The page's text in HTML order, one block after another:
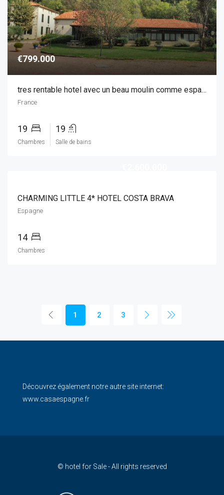
€799.000
tres rentable hotel avec un beau moulin comme espace de vie
France
19
Chambres
19
Salle de bains
CHARMING LITTLE 4* HOTEL COSTA BRAVA
Espagne
14
Chambres
1 2 3
Découvrez également notre autre site internet:
www.casaespagne.fr
© hotel for Sale - All rights reserved